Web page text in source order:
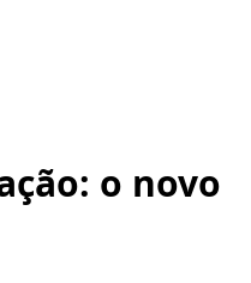
o novo